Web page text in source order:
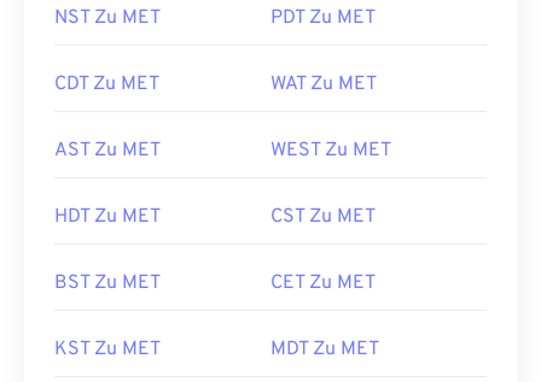
NST Zu MET PDT Zu MET
CDT Zu MET WAT Zu MET
AST Zu MET WEST Zu MET
HDT Zu MET CST Zu MET
BST Zu MET CET Zu MET
KST Zu MET MDT Zu MET